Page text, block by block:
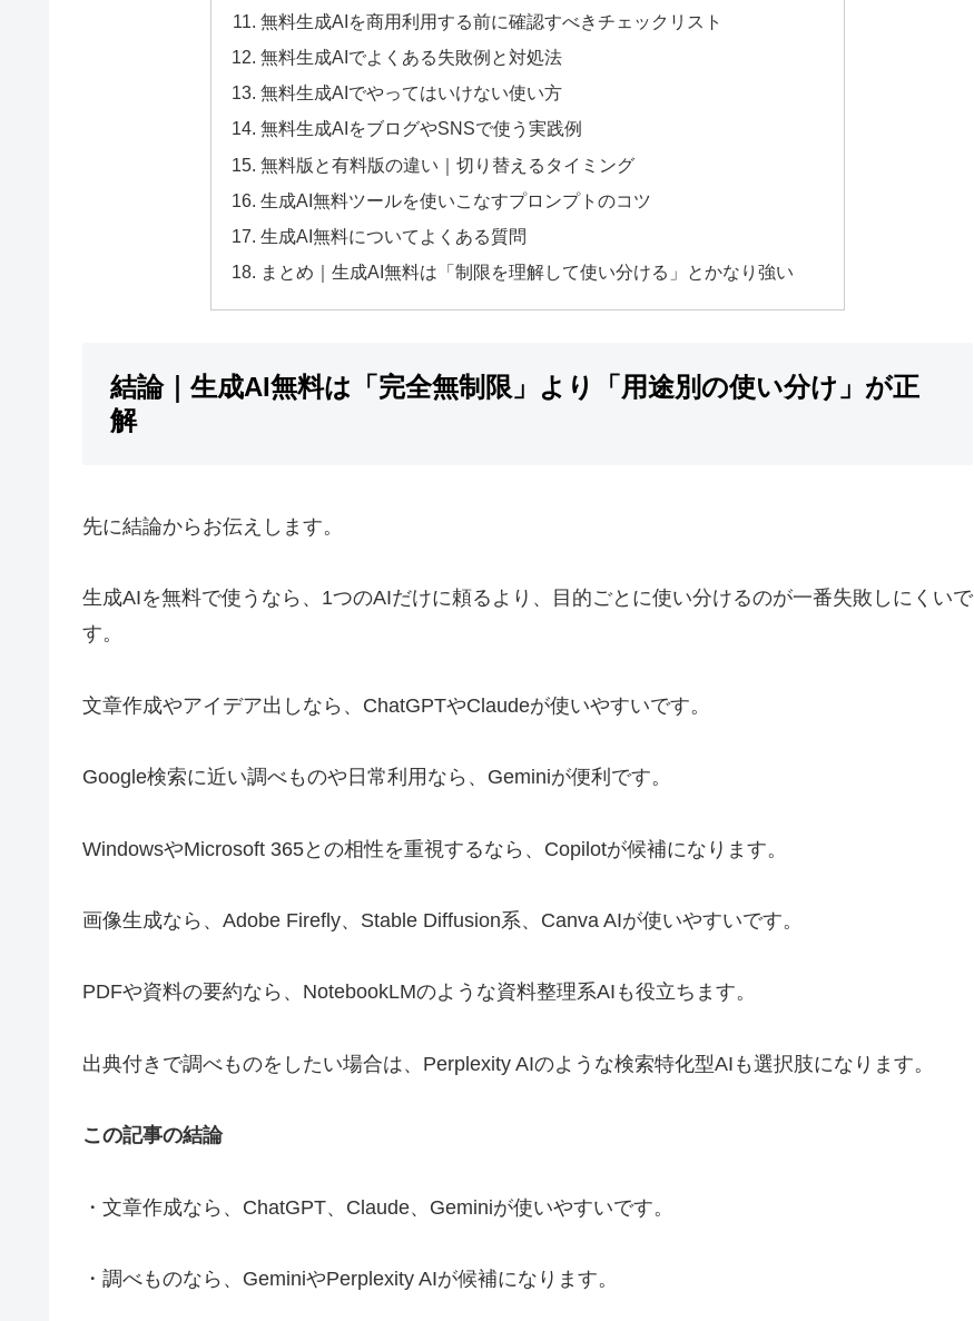
無料生成AIを商用利用する前に確認すべきチェックリスト
無料生成AIでよくある失敗例と対処法
無料生成AIでやってはいけない使い方
無料生成AIをブログやSNSで使う実践例
無料版と有料版の違い｜切り替えるタイミング
生成AI無料ツールを使いこなすプロンプトのコツ
生成AI無料についてよくある質問
まとめ｜生成AI無料は「制限を理解して使い分ける」とかなり強い
結論｜生成AI無料は「完全無制限」より「用途別の使い分け」が正
解
先に結論からお伝えします。
生成AIを無料で使うなら、1つのAIだけに頼るより、目的ごとに使い分けるのが一番失敗しにくいで
す。
文章作成やアイデア出しなら、ChatGPTやClaudeが使いやすいです。
Google検索に近い調べものや日常利用なら、Geminiが便利です。
WindowsやMicrosoft 365との相性を重視するなら、Copilotが候補になります。
画像生成なら、Adobe Firefly、Stable Diffusion系、Canva AIが使いやすいです。
PDFや資料の要約なら、NotebookLMのような資料整理系AIも役立ちます。
出典付きで調べものをしたい場合は、Perplexity AIのような検索特化型AIも選択肢になります。
この記事の結論
・文章作成なら、ChatGPT、Claude、Geminiが使いやすいです。
・調べものなら、GeminiやPerplexity AIが候補になります。